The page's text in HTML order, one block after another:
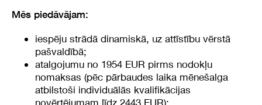
Mēs piedāvājam:
iespēju strādā dinamiskā, uz attīstību vērstā
pašvaldībā;
atalgojumu no 1954 EUR pirms nodokļu
nomaksas (pēc pārbaudes laika mēnešalga
atbilstoši individuālās kvalifikācijas
novērtējumam līdz 2443 EUR);